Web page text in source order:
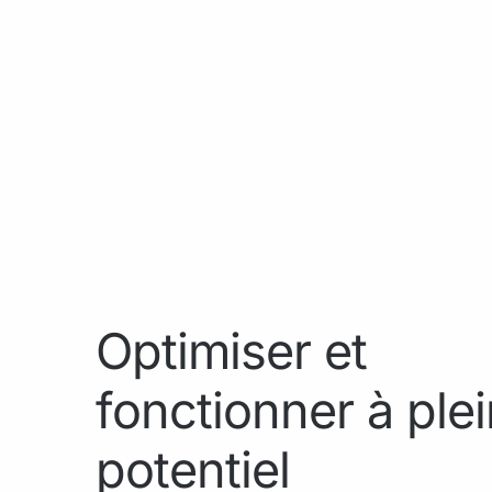
Optimiser et
fonctionner à
potentiel